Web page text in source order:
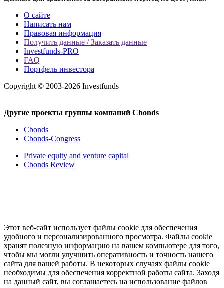
О сайте
Написать нам
Правовая информация
Получить данные / Заказать данные
Investfunds-PRO
FAQ
Портфель инвестора
Copyright © 2003-2026 Investfunds
Другие проекты группы компаний Cbonds
Cbonds
Cbonds-Congress
Private equity and venture capital
Cbonds Review
Этот веб-сайт использует файлы cookie для обеспечения
удобного и персонализированного просмотра. Файлы cookie
хранят полезную информацию на вашем компьютере для того,
чтобы мы могли улучшить оперативность и точность нашего
сайта для вашей работы. В некоторых случаях файлы cookie
необходимы для обеспечения корректной работы сайта. Заходя
на данный сайт, вы соглашаетесь на использование файлов